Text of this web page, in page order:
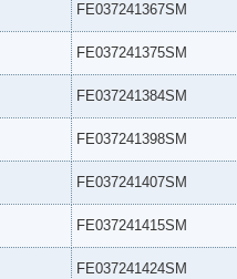
FE037241367SM
FE037241375SM
FE037241384SM
FE037241398SM
FE037241407SM
FE037241415SM
FE037241424SM